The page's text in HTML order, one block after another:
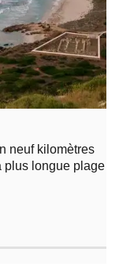
neuf kilomètres
plus longue plage